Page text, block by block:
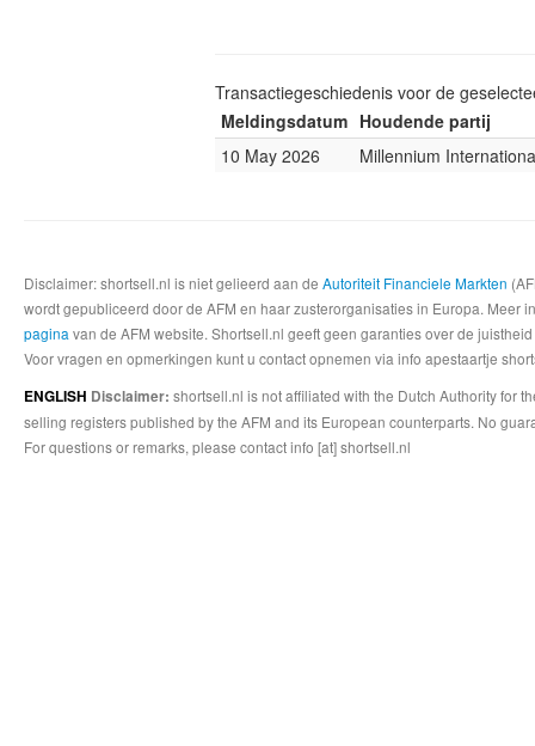
Transactiegeschiedenis voor de
Meldingsdatum Houdende partij
10 May 2026
Millennium
Disclaimer: shortsell.nl is niet gelieerd aan de Autoriteit Financiele Markten
wordt gepubliceerd door de AFM en haar zusterorganisaties in Europa.
pagina van de AFM website. Shortsell.nl geeft geen garanties over de
Voor vragen en opmerkingen kunt u contact opnemen via info apestaartje
ENGLISH Disclaimer: shortsell.nl is not affiliated with the Dutch Authority for
selling registers published by the AFM and its European counterparts. No
For questions or remarks, please contact info [at] shortsell.nl